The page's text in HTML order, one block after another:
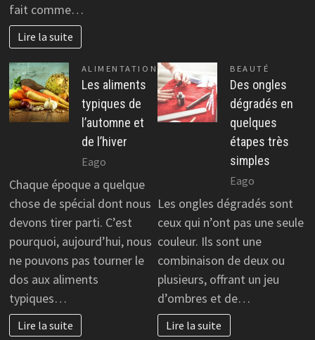
fait comme…
Lire la suite
ALIMENTATION
Les aliments
typiques de
l’automne et
de l’hiver
Eago
Chaque époque a quelque
chose de spécial dont nous
devons tirer parti. C’est
pourquoi, aujourd’hui, nous
ne pouvons pas tourner le
dos aux aliments
typiques…
Lire la suite
BEAUTÉ
Des ongles
dégradés en
quelques
étapes très
simples
Eago
Les ongles dégradés sont
ceux qui n’ont pas une seule
couleur. Ils sont une
combinaison de deux ou
plusieurs, offrant un jeu
d’ombres et de…
Lire la suite